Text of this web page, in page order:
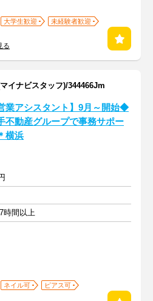
大学生歓迎
未経験者歓迎
る
イナビスタッフ)/344466Jm
業アシスタント】9月～開始◆
不動産グループで事務サポー
横浜
時間以上
ネイル可
ピアス可